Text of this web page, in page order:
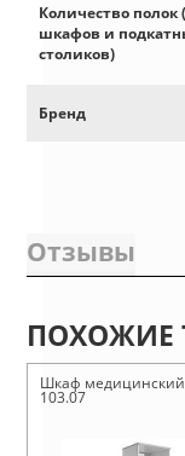
Количество полок
шкафов и
столиков)
Бренд
Отзывы
ПОХОЖИЕ
Шкаф
103.07